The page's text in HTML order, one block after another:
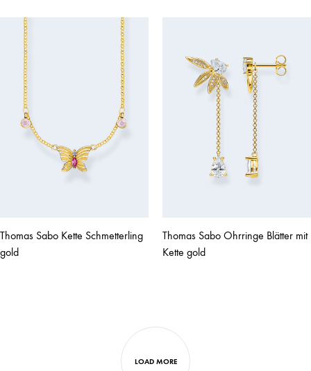
Thomas Sabo Kette Schmetterling
gold
Thomas Sabo Ohrringe Blätter mit
Kette gold
LOAD MORE